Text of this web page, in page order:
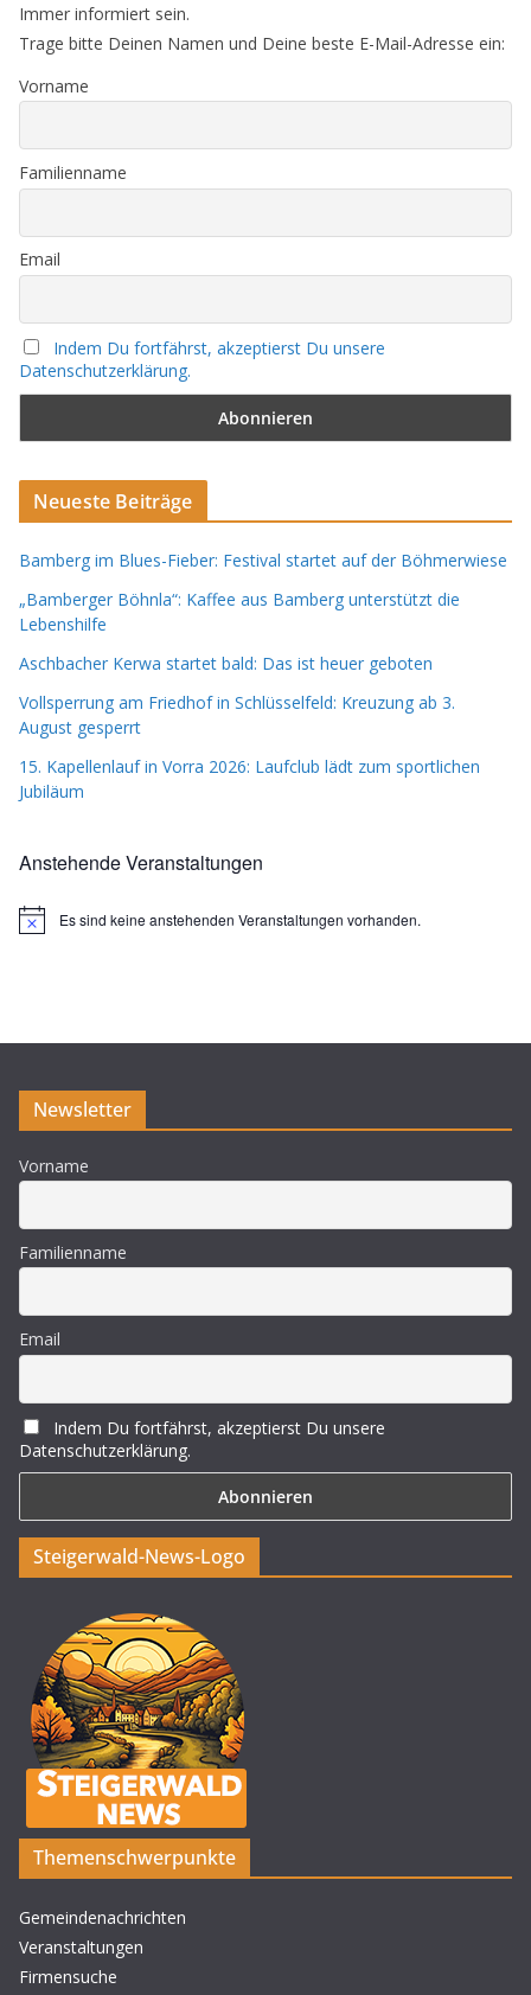
Immer informiert sein.
Trage bitte Deinen Namen und Deine beste E-Mail-Adresse ein:
Vorname
Familienname
Email
Indem Du fortfährst, akzeptierst Du unsere
Datenschutzerklärung.
Neueste Beiträge
Bamberg im Blues-Fieber: Festival startet auf der Böhmerwiese
„Bamberger Böhnla“: Kaffee aus Bamberg unterstützt die
Lebenshilfe
Aschbacher Kerwa startet bald: Das ist heuer geboten
Vollsperrung am Friedhof in Schlüsselfeld: Kreuzung ab 3.
August gesperrt
15. Kapellenlauf in Vorra 2026: Laufclub lädt zum sportlichen
Jubiläum
Anstehende Veranstaltungen
H
s
Es sind keine anstehenden Veranstaltungen vorhanden.
Newsletter
Vorname
Familienname
Email
Indem Du fortfährst, akzeptierst Du unsere
Datenschutzerklärung.
Steigerwald-News-Logo
Themenschwerpunkte
Gemeindenachrichten
Veranstaltungen
Firmensuche